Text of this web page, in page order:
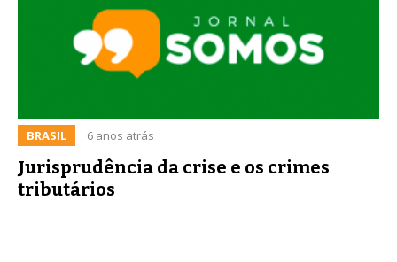
BRASIL 6 anos atrás
Jurisprudência da crise e os crimes
tributários